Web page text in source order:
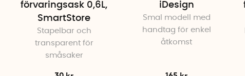
förvaringsask 0,6L,
SmartStore
Stapelbar och
transparent för
småsaker
iDesign
Smal modell med
handtag för enkel
åtkomst